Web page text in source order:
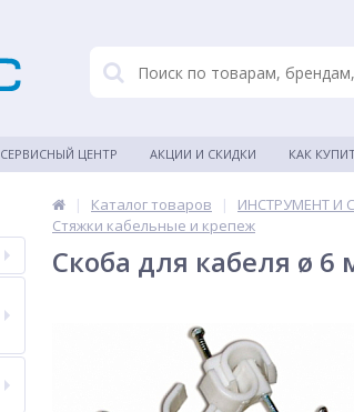
СЕРВИСНЫЙ ЦЕНТР АКЦИИ И СКИДКИ КАК
| Каталог товаров | ИНСТРУМЕНТ И
Стяжки кабельные и крепеж
Скоба для кабеля ø 6